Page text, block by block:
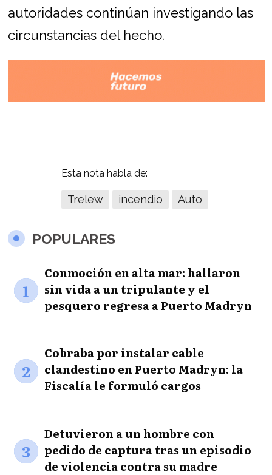
autoridades continúan investigando las
circunstancias del hecho.
Esta nota habla de:
Trelew incendio Auto
POPULARES
1
Conmoción en alta mar: hallaron
sin vida a un tripulante y el
pesquero regresa a Puerto Madryn
2
Cobraba por instalar cable
clandestino en Puerto Madryn: la
Fiscalía le formuló cargos
3
Detuvieron a un hombre con
pedido de captura tras un episodio
de violencia contra su madre